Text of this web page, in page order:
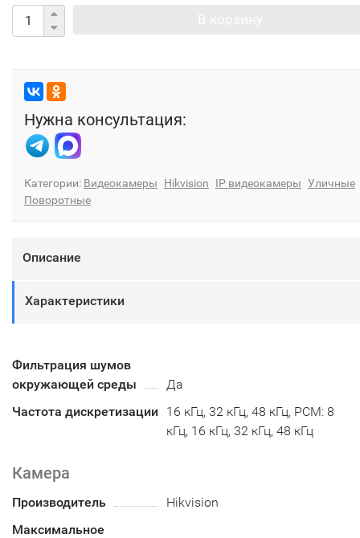
Нужна консультация:
Категории: Видеокамеры Hikvision IP видеокамеры Уличные
Поворотные
Описание
Характеристики
Фильтрация шумов
окружающей среды
Да
Частота дискретизации 16 кГц, 32 кГц, 48 кГц, PCM: 8
кГц, 16 кГц, 32 кГц, 48 кГц
Камера
Производитель
Hikvision
Максимальное